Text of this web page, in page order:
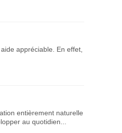
appréciable. En effet,
entièrement naturelle
au quotidien...